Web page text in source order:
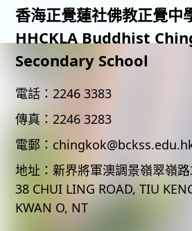
香海正覺蓮社佛教正覺中
HHCKLA Buddhist
Secondary School
電話： 2246 3383
傳真： 2246 3283
電郵：
地址： 新界將軍澳調景嶺翠嶺
38 CHUI LING ROAD, TIU
KWAN O, NT